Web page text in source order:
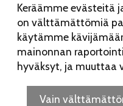
Toimitus:
Vuosaari-lehti
Merikorttikuja 6 E
00960 Helsinki
Puh:
050 462 9702
Keräämme evästeitä
on välttämättömiä
käytämme
mainonnan
hyväksyt, ja muuttaa
Vain